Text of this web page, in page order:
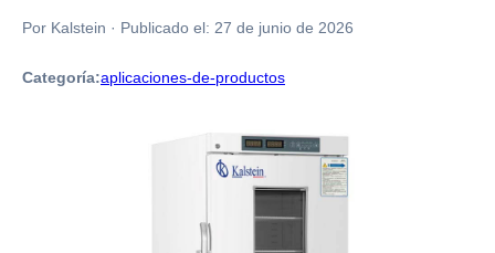
Por Kalstein · Publicado el: 27 de junio de 2026
Categoría:aplicaciones-de-productos